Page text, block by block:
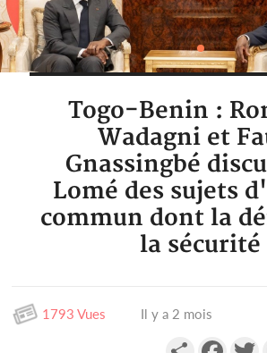
Togo-Benin :
Wadagni et
Gnassingbé
Lomé des sujets
commun dont la
la sécurité
1793 Vues Il y a 2 mois
Partager